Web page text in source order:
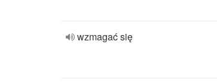
wzmagać się